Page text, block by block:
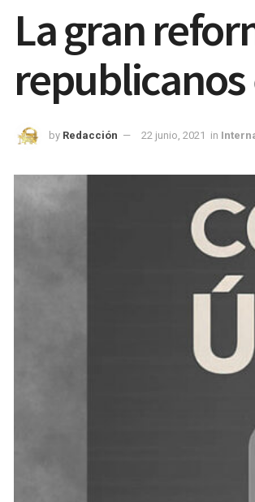
La gran
republicanos
by Redacción 22 junio, 2021 in